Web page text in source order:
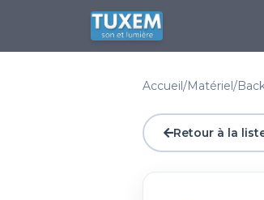
Accueil/Matériel/
Retour à la